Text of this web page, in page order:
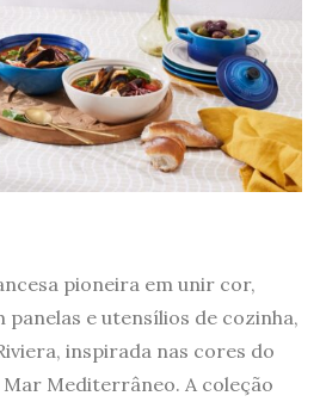
pioneira em unir cor,
panelas e utensílios de cozinha,
inspirada nas cores do
Mediterrâneo. A coleção